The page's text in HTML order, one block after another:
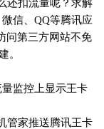
还扣流量呢？求解
信、QQ等腾讯应
问第三方网站不免
。
监控上显示王卡
管家推送腾讯王卡